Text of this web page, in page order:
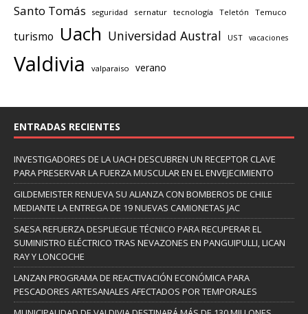
Santo Tomás seguridad sernatur tecnología Teletón Temuco
turismo Uach Universidad Austral UST vacaciones
Valdivia valparaiso verano
ENTRADAS RECIENTES
INVESTIGADORES DE LA UACH DESCUBREN UN RECEPTOR CLAVE
PARA PRESERVAR LA FUERZA MUSCULAR EN EL ENVEJECIMIENTO
GILDEMEISTER RENUEVA SU ALIANZA CON BOMBEROS DE CHILE
MEDIANTE LA ENTREGA DE 19 NUEVAS CAMIONETAS JAC
SAESA REFUERZA DESPLIEGUE TÉCNICO PARA RECUPERAR EL
SUMINISTRO ELÉCTRICO TRAS NEVAZONES EN PANGUIPULLI, LICAN
RAY Y LONCOCHE
LANZAN PROGRAMA DE REACTIVACIÓN ECONÓMICA PARA
PESCADORES ARTESANALES AFECTADOS POR TEMPORALES